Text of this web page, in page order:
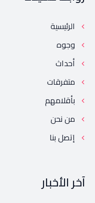
الرئيسية
وجوه
أحداث
متفرقات
بأقلامهم
من نحن
إتصل بنا
آخر الأخبار